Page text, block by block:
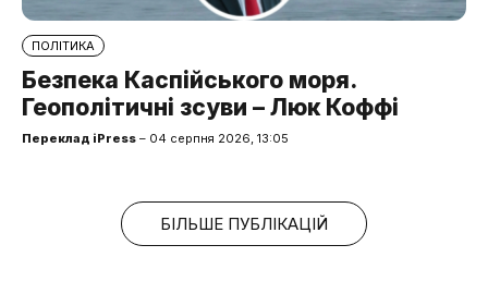
ПОЛІТИКА
Безпека Каспійського моря.
Геополітичні зсуви – Люк Коффі
Переклад iPress – 04 серпня 2026, 13:05
БІЛЬШЕ ПУБЛІКАЦІЙ